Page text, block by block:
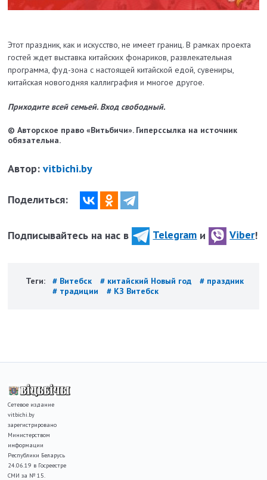
Этот праздник, как и искусство, не имеет границ. В рамках проекта
гостей ждет выставка китайских фонариков, развлекательная
программа, фуд-зона с настоящей китайской едой, сувениры,
китайская новогодняя каллиграфия и многое другое.
Приходите всей семьей. Вход свободный.
© Авторское право «Витьбичи». Гиперссылка на источник
обязательна.
Автор:vitbichi.by
Поделиться:
Подписывайтесь на нас в Telegram и Viber!
Теги: # Витебск # китайский Новый год
# праздник
# традиции
# КЗ Витебск
Сетевое издание
vitbichi.by
зарегистрировано
Министерством
информации
Республики Беларусь
24.06.19 в Госреестре
СМИ за № 15.